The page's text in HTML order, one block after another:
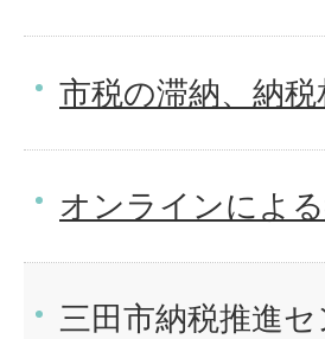
市税の滞納、納税
オンラインによ
三田市納税推進